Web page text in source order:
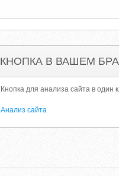
КНОПКА В ВАШЕМ
Кнопка для анализа сайта в один
Анализ сайта